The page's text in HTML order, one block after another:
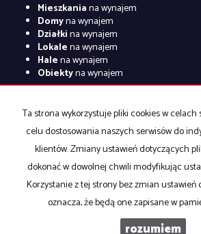
Mieszkaniana wynajem
Domyna wynajem
Działkina wynajem
Lokalena wynajem
Halena wynajem
Obiektyna wynajem
Domyna sprzedaż
na sprzedaż
Lokalena sprzedaż
Halena sprzedaż
Obiektyna sprzedaż
2026Program
Ta strona wykorzystuje pliki cookies w
celu dostosowania naszych serwisów do
klientów. Zmiany ustawień dotyczących
dokonać w dowolnej chwili modyfikując
Korzystanie z tej strony bez zmian
oznacza, że będą one zapisane w
rozumiem